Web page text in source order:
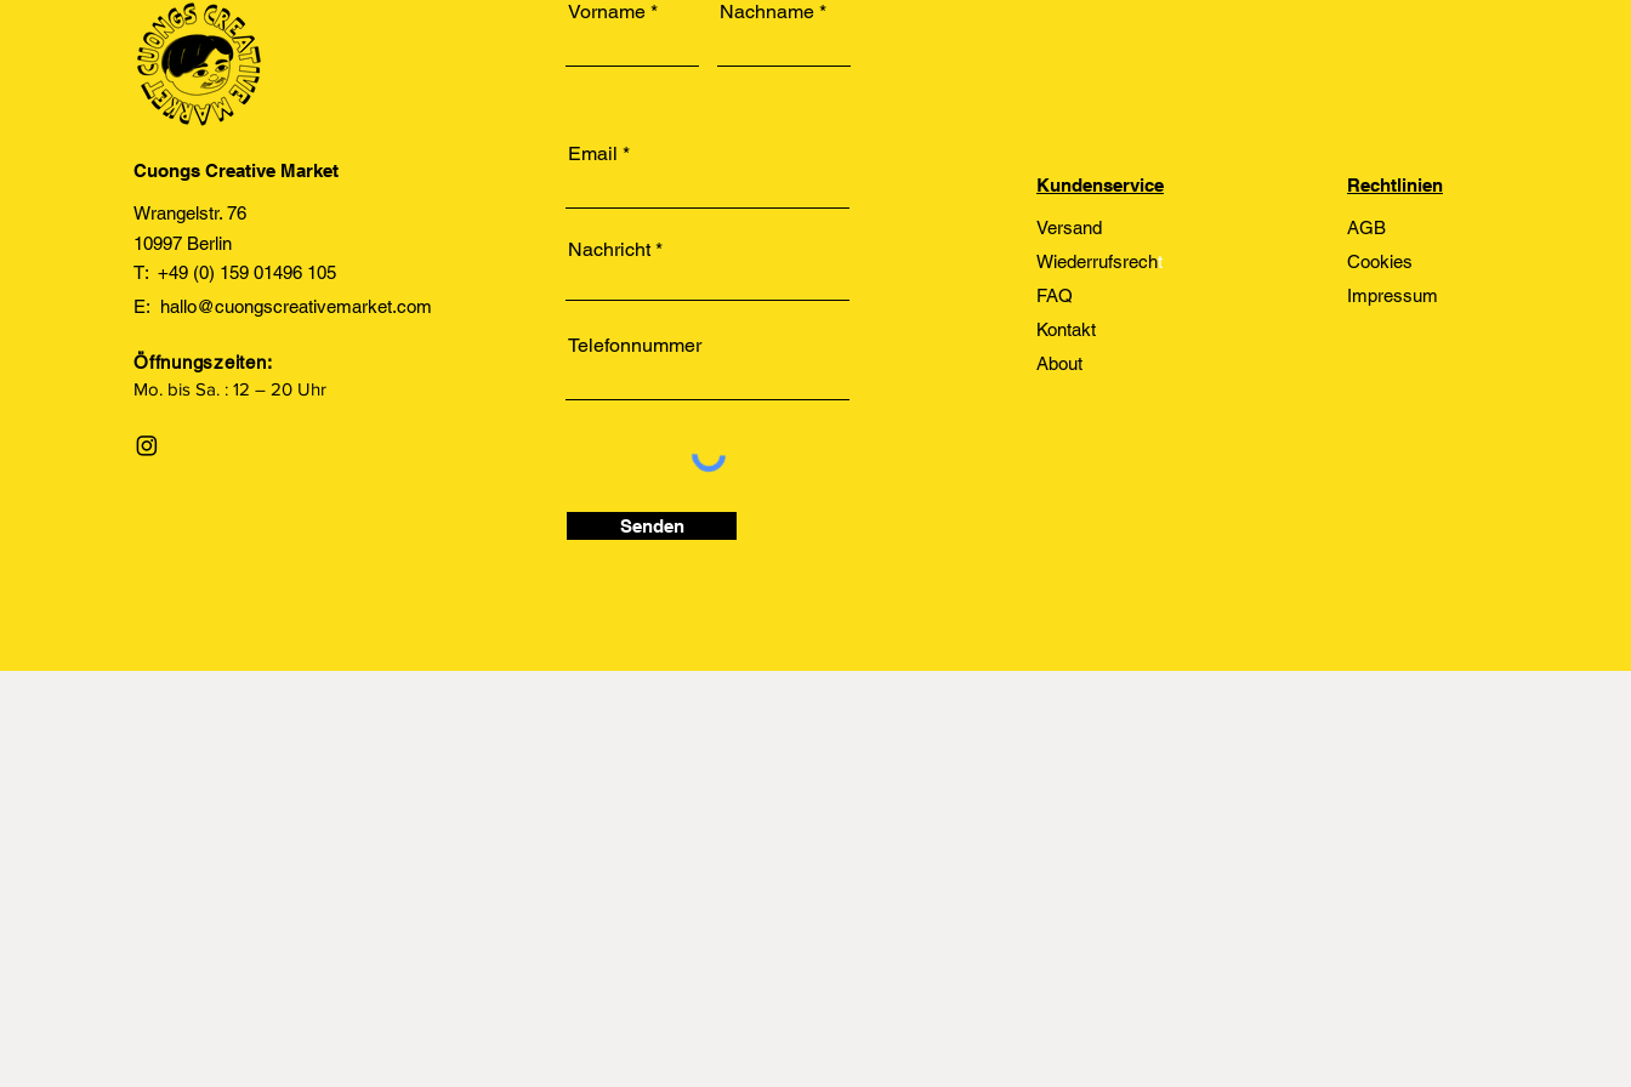
Cuongs Creative Market
Wrangelstr. 76
10997 Berlin
T: +49 (0) 159 01496 105
E: hallo@cuongscreativemarket.com
Öffnungszeiten:
Mo. bis Sa. : 12 – 20 Uhr
Vorname Nachname
Email
Nachricht
Telefonnummer
Senden
Kundenservice
Versand
Wiederrufsrecht
FAQ
Kontakt
About
Rechtlinien
AGB
Cookies
Impressum